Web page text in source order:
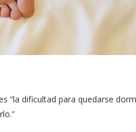
“la dificultad para quedarse